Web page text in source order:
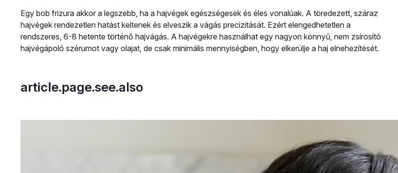
Egy bob frizura akkor a legszebb, ha a hajvégek egészségesek és éles vonalúak. A töredezett, száraz
hajvégek rendezetlen hatást keltenek és elveszik a vágás precizitását. Ezért elengedhetetlen a
rendszeres, 6-8 hetente történő hajvágás. A hajvégekre használhat egy nagyon könnyű, nem zsírosító
hajvégápoló szérumot vagy olajat, de csak minimális mennyiségben, hogy elkerülje a haj elnehezítését.
article.page.see.also